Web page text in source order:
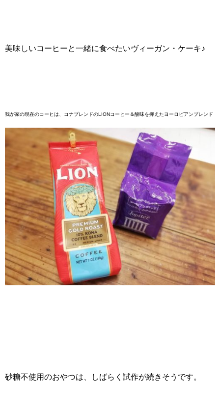
美味しいコーヒーと一緒に食べたいヴィーガン・ケーキ♪
我が家の現在のコーヒは、コナブレンドのLIONコーヒー＆酸味を抑えたヨーロピアンブレンド
砂糖不使用のおやつは、しばらく試作が続きそうです。